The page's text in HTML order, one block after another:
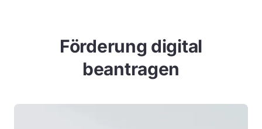
Förderung digital
beantragen